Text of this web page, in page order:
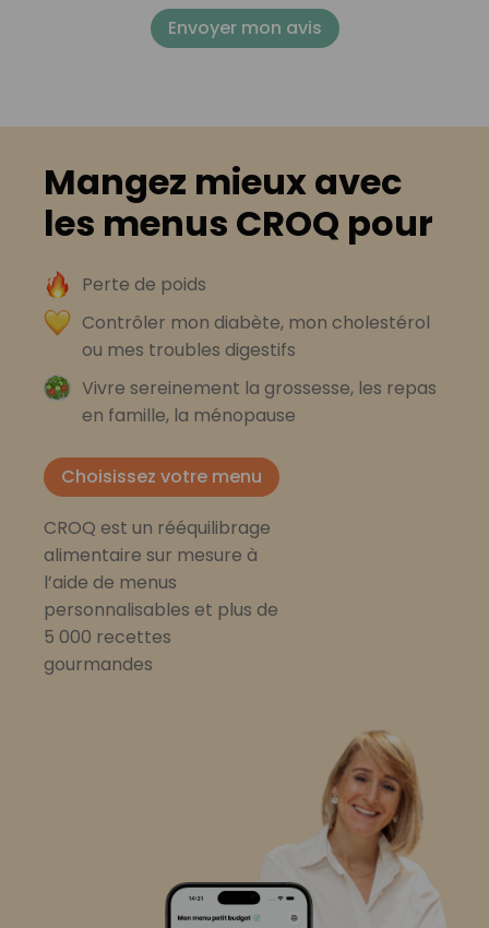
Envoyer mon avis
Mangez mieux avec
les menus CROQ pour
Perte de poids
Contrôler mon diabète, mon cholestérol
ou mes troubles digestifs
Vivre sereinement la grossesse, les repas
en famille, la ménopause
Choisissez votre menu
CROQ est un rééquilibrage
alimentaire sur mesure à
l’aide de menus
personnalisables et plus de
5 000 recettes
gourmandes